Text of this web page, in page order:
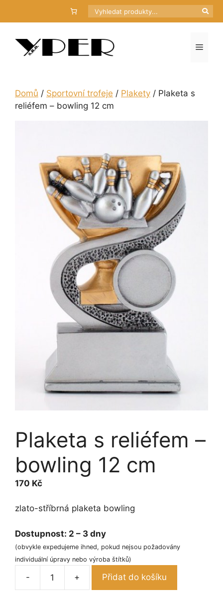
Hledat
Menu
Domů / Sportovní trofeje / Plakety / Plaketa s
reliéfem – bowling 12 cm
Plaketa s reliéfem –
bowling 12 cm
170 Kč
zlato-stříbrná plaketa bowling
Dostupnost: 2 – 3 dny
(obvykle expedujeme ihned, pokud nejsou požadovány
individuální úpravy nebo výroba štítků)
-
Plaketa
+ Přidat do košíku